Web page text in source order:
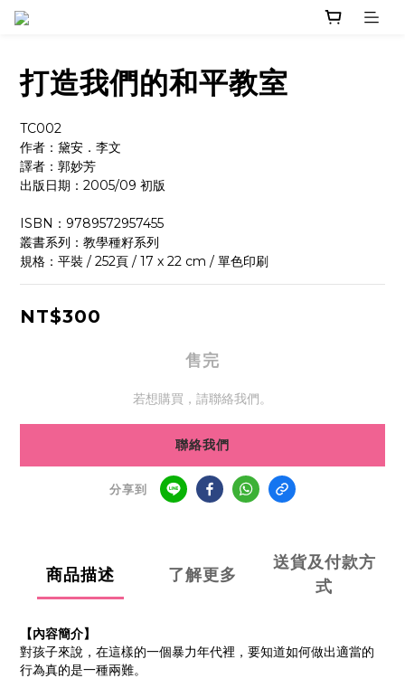
打造我們的和平教室
TC002
作者：黛安．李文
譯者：郭妙芳
出版日期：2005/09 初版
ISBN：9789572957455
叢書系列：教學種籽系列
規格：平裝 / 252頁 / 17 x 22 cm / 單色印刷
NT$300
售完
若想購買，請聯絡我們。
聯絡我們
分享到
商品描述 了解更多
送貨及付款方
式
【內容簡介】
對孩子來說，在這樣的一個暴力年代裡，要知道如何做出適當的
行為真的是一種兩難。